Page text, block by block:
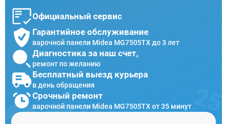
Официальный сервис
Гарантийное обслуживание
варочной панели Midea MG7505TX до 3 лет
Диагностика за наш счет,
ремонт по желанию
Бесплатный выезд курьера
в день обращения
Срочный ремонт
варочной панели Midea MG7505TX от 35 минут